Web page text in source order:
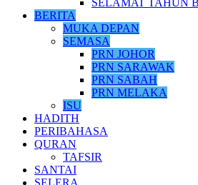
SELAMAT TAHUN
BERITA
MUKA DEPAN
SEMASA
PRN JOHOR
PRN SARAWAK
PRN SABAH
PRN MELAKA
ISU
HADITH
PERIBAHASA
QURAN
TAFSIR
SANTAI
SELERA